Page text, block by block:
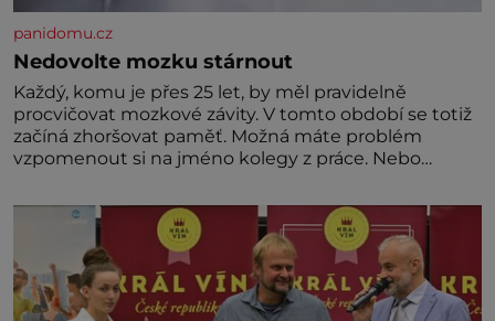
panidomu.cz
Nedovolte mozku stárnout
Každý, komu je přes 25 let, by měl pravidelně
procvičovat mozkové závity. V tomto období se totiž
začíná zhoršovat paměť. Možná máte problém
vzpomenout si na jméno kolegy z práce. Nebo
nedávno přečetli. Je to opravdu tak, s věkem jako
kdyby se paměť rozhodla stávkovat. Cvičte